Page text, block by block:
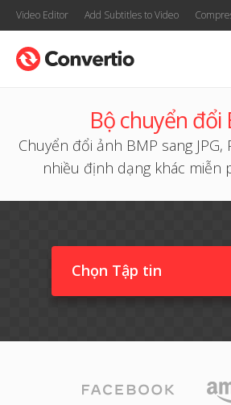
Video Editor Add Subtitles to Video
Bộ chuyển đổi
Chuyển đổi ảnh BMP sang JPG,
nhiều định dạng khác miễn
Chọn Tập tin